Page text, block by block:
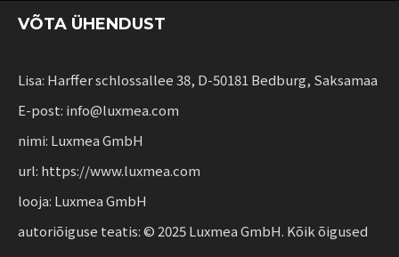
logistikaettevõtetele,
jagamisteenused ja autoparkide rentimine. Need
paindlikkust jätkusuutlikku liikuvust suurendavatele
VÕTA ÜHENDUST
Lisa: Harffer schlossallee 38, D-50181 Bedburg, Saksamaa
E-post: info@luxmea.com
nimi: Luxmea GmbH
url: https://www.luxmea.com
looja: Luxmea GmbH
autoriõiguse teatis: © 2025 Luxmea GmbH. Kõik õigused